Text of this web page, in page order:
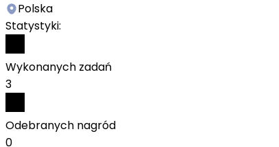
Polska
Statystyki:
Wykonanych zadań
3
Odebranych nagród
0